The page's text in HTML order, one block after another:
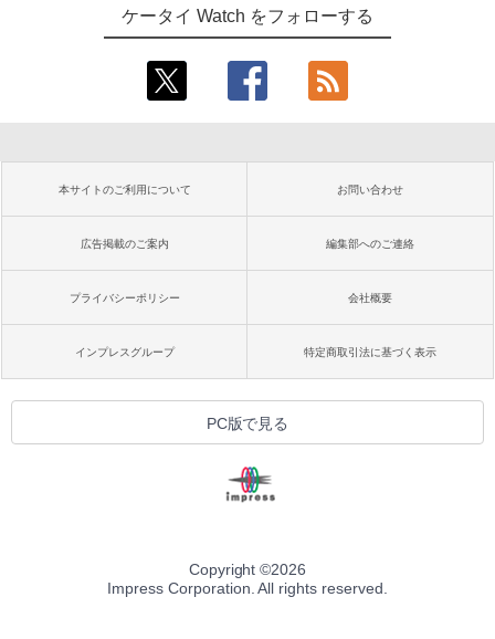
ケータイ Watch をフォローする
本サイトのご利用について お問い合わせ
広告掲載のご案内 編集部へのご連絡
プライバシーポリシー 会社概要
インプレスグループ 特定商取引法に基づく表示
PC版で見る
Copyright ©2026
Impress Corporation. All rights reserved.